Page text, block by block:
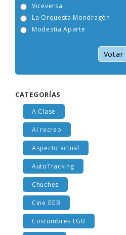
Viceversa
La Orquesta Mondragón
Modestia Aparte
Votar
CATEGORÍAS
A Clase
Al recreo
Aspecto actual
AutoTracking
Chuches
Cine EGB
Costumbres EGB